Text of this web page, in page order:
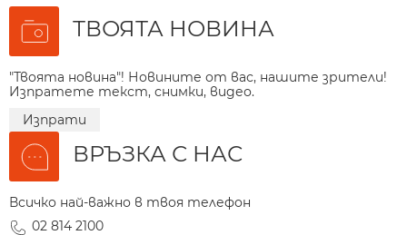
ТВОЯТА НОВИНА
"Твоята новина"! Новините от вас, нашите зрители!
Изпратете текст, снимки, видео.
Изпрати
ВРЪЗКА С НАС
Всичко най-важно в твоя телефон
02 814 2100